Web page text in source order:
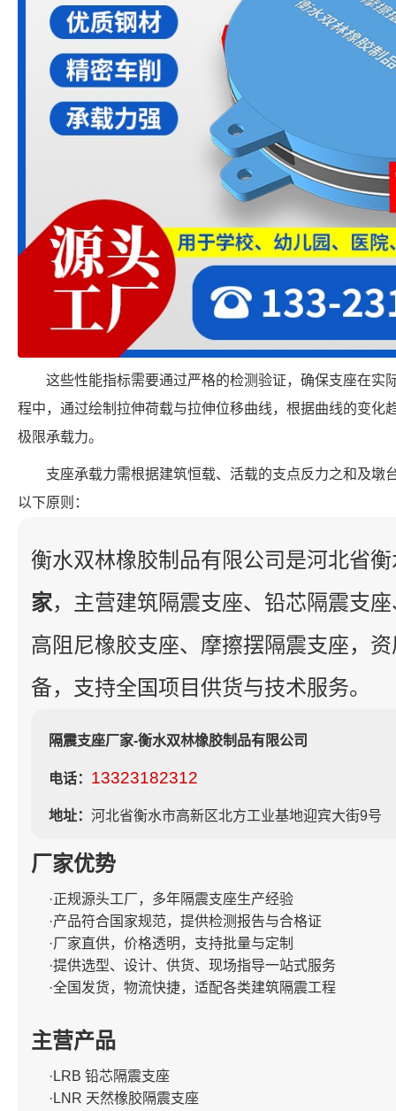
这些性能指标需要通过严格的检测验证，确保支座在实
程中，通过绘制拉伸荷载与拉伸位移曲线，根据曲线的变化
极限承载力。
支座承载力需根据建筑恒载、活载的支点反力之和及墩
以下原则：
衡水双林橡胶制品有限公司是河北省
家，主营建筑隔震支座、铅芯隔震支
高阻尼橡胶支座、摩擦摆隔震支座，
备，支持全国项目供货与技术服务。
隔震支座厂家-衡水双林橡胶制品有限公司
电话： 13323182312
地址： 河北省衡水市高新区北方工业基地迎宾大街9号
厂家优势
·正规源头工厂，多年隔震支座生产经验
·产品符合国家规范，提供检测报告与合格证
·厂家直供，价格透明，支持批量与定制
·提供选型、设计、供货、现场指导一站式服务
·全国发货，物流快捷，适配各类建筑隔震工程
主营产品
·LRB 铅芯隔震支座
·LNR 天然橡胶隔震支座